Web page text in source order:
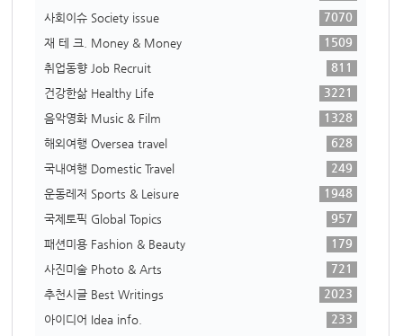
사회이슈 Society issue
7070
재 테 크. Money & Money
1509
취업동향 Job Recruit
811
건강한삶 Healthy Life
3221
음악영화 Music & Film
1328
해외여행 Oversea travel
628
국내여행 Domestic Travel
249
운동레저 Sports & Leisure
1948
국제토픽 Global Topics
957
패션미용 Fashion & Beauty
179
사진미술 Photo & Arts
721
추천시글 Best Writings
2023
아이디어 Idea info.
233